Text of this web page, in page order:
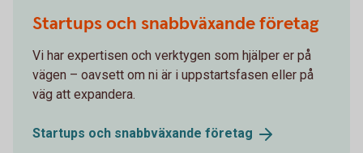
Startups och snabbväxande företag
Vi har expertisen och verktygen som hjälper er på
vägen – oavsett om ni är i uppstartsfasen eller på
väg att expandera.
Startups och snabbväxande företag